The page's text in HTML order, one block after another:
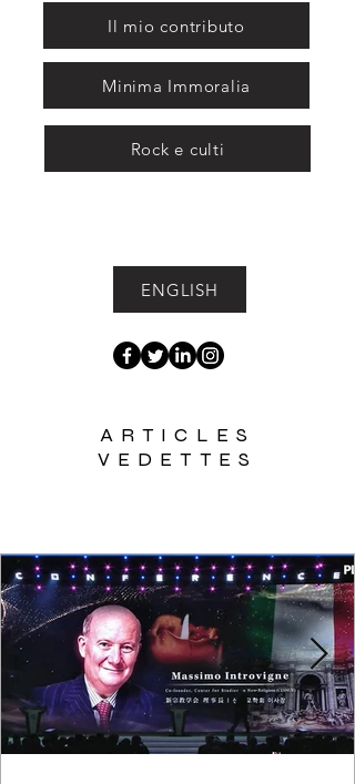
Il mio contributo
Minima Immoralia
Rock e culti
ENGLISH
ARTICLES
VEDETTES